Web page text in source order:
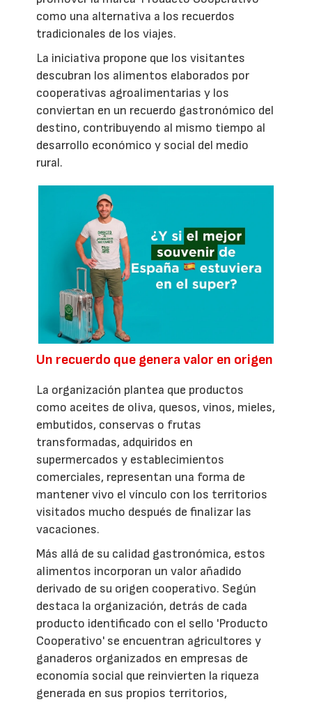
como una alternativa a los recuerdos
tradicionales de los viajes.
La iniciativa propone que los visitantes
descubran los alimentos elaborados por
cooperativas agroalimentarias y los
conviertan en un recuerdo gastronómico del
destino, contribuyendo al mismo tiempo al
desarrollo económico y social del medio
rural.
Un recuerdo que genera valor en origen
La organización plantea que productos
como aceites de oliva, quesos, vinos, mieles,
embutidos, conservas o frutas
transformadas, adquiridos en
supermercados y establecimientos
comerciales, representan una forma de
mantener vivo el vínculo con los territorios
visitados mucho después de finalizar las
vacaciones.
Más allá de su calidad gastronómica, estos
alimentos incorporan un valor añadido
derivado de su origen cooperativo. Según
destaca la organización, detrás de cada
producto identificado con el sello 'Producto
Cooperativo' se encuentran agricultores y
ganaderos organizados en empresas de
economía social que reinvierten la riqueza
generada en sus propios territorios,